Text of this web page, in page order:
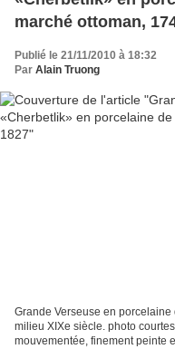
marché ottoman,
Publié le 21/11/2010 à 18:32
Par Alain Truong
Grande Verseuse en
milieu XIXe siècle. photo
mouvementée, finement peinte